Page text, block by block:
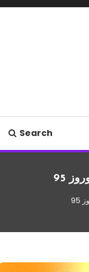
Search
95